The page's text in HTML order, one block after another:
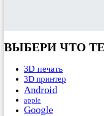
ВЫБЕРИ ЧТО
3D печать
3D принтер
Android
apple
Google